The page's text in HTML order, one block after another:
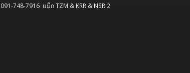
091-748-7916 แม็ก TZM & KRR & NSR 2